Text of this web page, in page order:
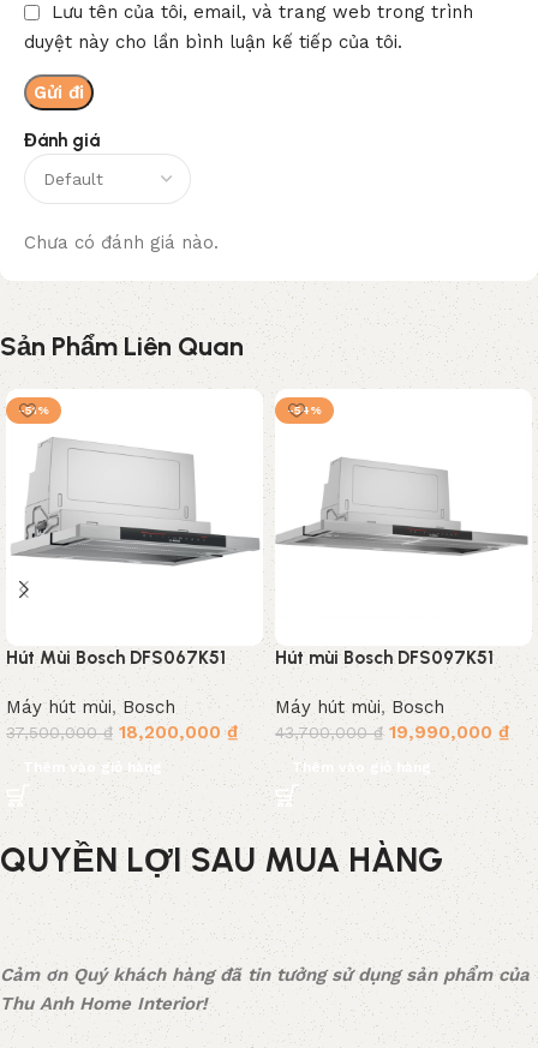
Đánh giá
Chưa có đánh giá nào.
Lưu tên của tôi, email, và trang web trong trình
duyệt này cho lần bình luận kế tiếp của tôi.
Sản Phẩm Liên Quan
-51%
Hút Mùi Bosch DFS067K51
Serie 8
Máy hút mùi,Bosch
37,500,000₫ 18,200,000₫
Thêm vào giỏ hàng
-54%
Hút mùi Bosch DFS097K51
Máy hút mùi, Bosch
43,700,000₫ 19,990,000 ₫
Thêm vào giỏ hàng
QUYỀN LỢI SAU MUA HÀNG
Cảm ơn Quý khách hàng đã tin tưởng sử dụng sản phẩm của
Thu Anh Home Interior!